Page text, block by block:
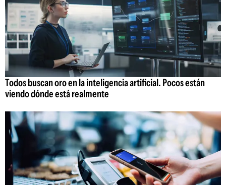
Todos buscan oro en la inteligencia artificial. Pocos están
viendo dónde está realmente